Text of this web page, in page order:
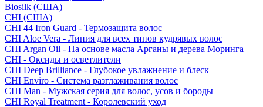
Biosilk (США)
CHI (США)
CHI 44 Iron Guard - Термозащита волос
CHI Aloe Vera - Линия для всех типов кудрявых волос
CHI Argan Oil - На основе масла Арганы и дерева Моринга
CHI - Оксиды и осветлители
CHI Deep Brilliance - Глубокое увлажнение и блеск
CHI Enviro - Система разглаживания волос
CHI Man - Мужская серия для волос, усов и бороды
CHI Royal Treatment - Королевский уход